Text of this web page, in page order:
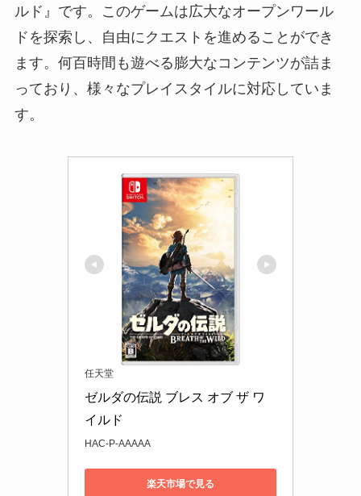
ルド』です。このゲームは広大なオープンワール
ドを探索し、自由にクエストを進めることができ
ます。何百時間も遊べる膨大なコンテンツが詰ま
っており、様々なプレイスタイルに対応していま
す。
任天堂
ゼルダの伝説 ブレス オブ ザ ワ
イルド
HAC-P-AAAAA
楽天市場で見る